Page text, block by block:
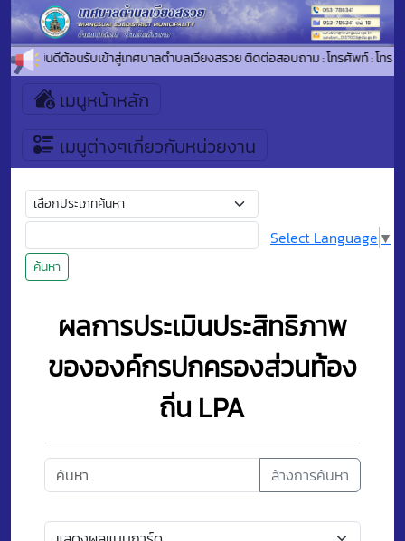
ยินดีต้อนรับเข้าสู่เทศบาลตำบลเวียงสรวย ติดต่อสอบถาม : โทรศัพท์ : โทร
เมนูหน้าหลัก
เมนูต่างๆเกี่ยวกับหน่วยงาน
ค้นหา
Select Language ▼
ผลการประเมินประสิทธิภาพ
ขององค์กรปกครองส่วนท้อง
ถิ่น LPA
ล้างการค้นหา